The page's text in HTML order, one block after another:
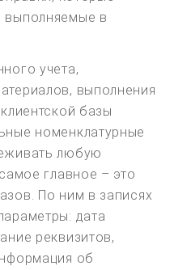
выполняемые в
учета,
выполнения
базы
номенклатурные
любую
главное – это
По ним в записях
дата
реквизитов,
об